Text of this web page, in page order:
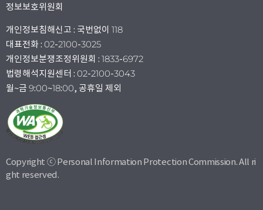
정보보호위원회
개인정보침해신고 : 국번없이 118
대표전화 : 02-2100-3025
개인정보분쟁조정위원회 : 1833-6972
법령해석지원센터 : 02-2100-3043
월~금 9:00~18:00, 공휴일 제외
Copyright ⓒ Personal Information Protection Commission. All ri
ght reserved.